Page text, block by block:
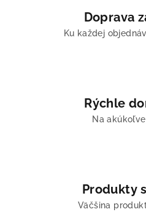
Doprava
Ku každej
Rýchle
Na
Produkty
Väčšina